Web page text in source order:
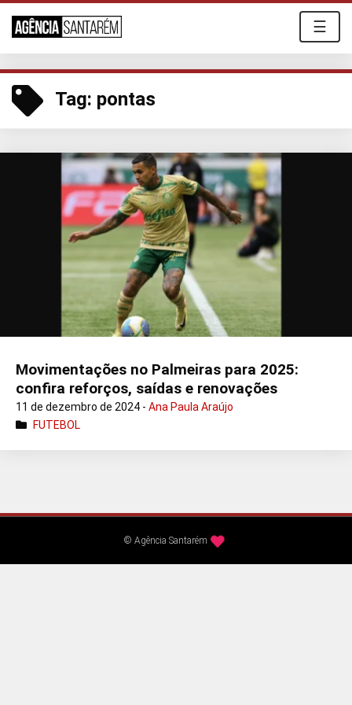
☰
Tag: pontas
Movimentações no Palmeiras para 2025:
confira reforços, saídas e renovações
11 de dezembro de 2024 - Ana Paula Araújo
FUTEBOL
© Agência Santarém